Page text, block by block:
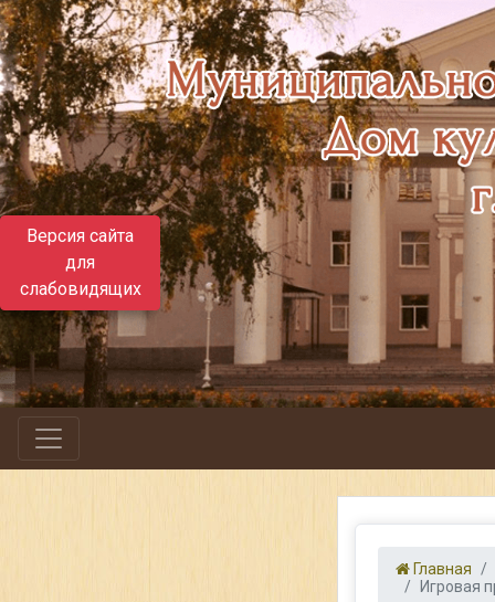
Версия сайта
для
слабовидящих
Главная
Игровая